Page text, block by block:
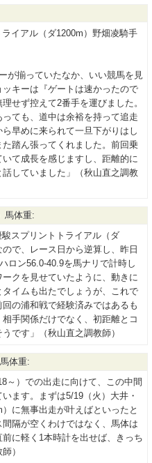
イアル（ダ1200m）野畑凌騎手
が揃っていたなか、いい競馬を見
キーは『ゲートは速かったので
せず控えて2番手を運びました。
ても、道中は余裕を持って追走
早めに来られて一旦下がりはし
踏ん張ってくれました。前回乗
て成長を感じますし、距離的に
していました」（秋山直之調教
馬体重:
駿スプリントトライアル（ダ
で、レース日から逆算し、昨日
ロン56.0-40.9を馬ナリで計時し
クを見せていたように、動きに
イムも出たでしょうが、これで
の浦和戦で経験済みではあるも
手関係だけでなく、初距離とコ
です」（秋山直之調教師）
体重:
～）での出走に向けて、この中間
ます。まずは5/19（火）大井・
に無事出走が叶えばといったと
隔が空くわけではなく、馬体は
に軽く1本時計を出せば、きっち
）